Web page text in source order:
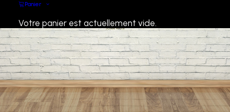
Panier
Votre panier est actuellement vide.